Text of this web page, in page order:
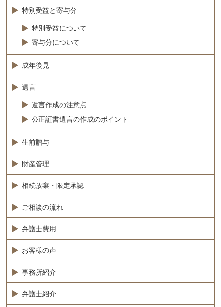
特別受益と寄与分
特別受益について
寄与分について
成年後見
遺言
遺言作成の注意点
公正証書遺言の作成のポイント
生前贈与
財産管理
相続放棄・限定承認
ご相談の流れ
弁護士費用
お客様の声
事務所紹介
弁護士紹介